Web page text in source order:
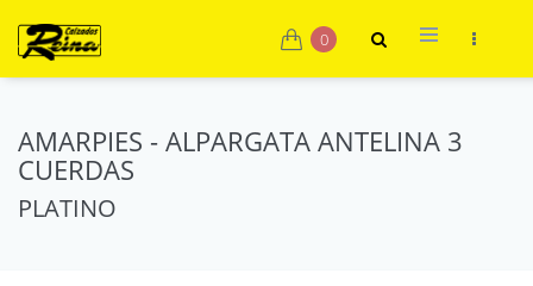
0
AMARPIES - ALPARGATA ANTELINA 3
CUERDAS
PLATINO